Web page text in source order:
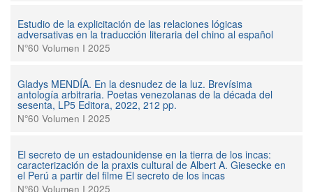
Estudio de la explicitación de las relaciones lógicas
adversativas en la traducción literaria del chino al español
N°60 Volumen I 2025
Gladys MENDÍA. En la desnudez de la luz. Brevísima
antología arbitraria. Poetas venezolanas de la década del
sesenta, LP5 Editora, 2022, 212 pp.
N°60 Volumen I 2025
El secreto de un estadounidense en la tierra de los incas:
caracterización de la praxis cultural de Albert A. Giesecke en
el Perú a partir del filme El secreto de los incas
N°60 Volumen I 2025